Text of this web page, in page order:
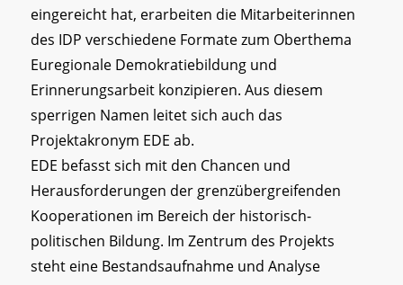
eingereicht hat, erarbeiten die Mitarbeiterinnen
des IDP verschiedene Formate zum Oberthema
Euregionale Demokratiebildung und
Erinnerungsarbeit konzipieren. Aus diesem
sperrigen Namen leitet sich auch das
Projektakronym EDE ab.
EDE befasst sich mit den Chancen und
Herausforderungen der grenzübergreifenden
Kooperationen im Bereich der historisch-
politischen Bildung. Im Zentrum des Projekts
steht eine Bestandsaufnahme und Analyse